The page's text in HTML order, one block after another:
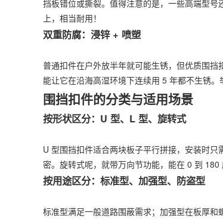
挡板错位或撕裂。值得注意的是，一些高端型
上，相当耐用！
双重防腐：浸锌 + 喷塑
普通扣件在户外放半年就可能生锈，但优质围
能让它在沿海高湿环境下连续用 5 年都不生锈
围挡扣件的分类与适用场景
按形状区分：U 型、L 型、旋转式
U 型围挡扣件适合两块板子平行拼接，安装时
密。旋转式呢，就带万向节功能，能在 0 到
按用途区分：标准型、加强型、防盗型
标准型满足一般道路围蔽需求；加强型在板厚